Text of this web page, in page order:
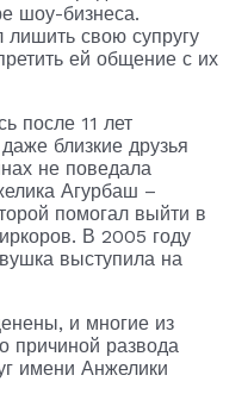
шоу-бизнеса.
лишить свою супругу
ей общение с их
после 11 лет
близкие друзья
не поведала
Агурбаш –
помогал выйти в
В 2005 году
выступила на
и многие из
причиной развода
имени Анжелики